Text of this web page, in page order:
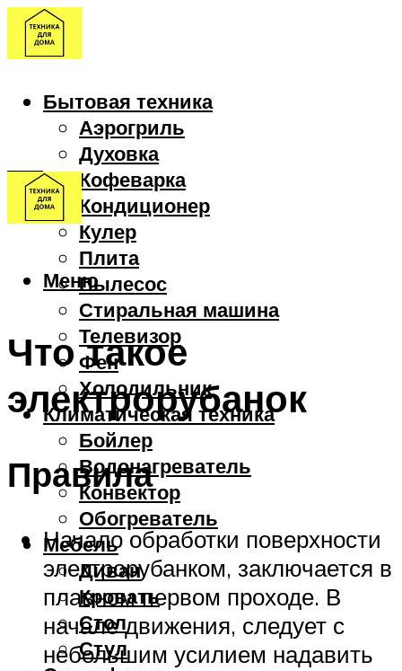
Бытовая техника
Аэрогриль
Духовка
Кофеварка
Кондиционер
Кулер
Плита
Пылесос
Стиральная машина
Телевизор
Фен
Холодильник
Климатическая техника
Бойлер
Водонагреватель
Конвектор
Обогреватель
Мебель
Диван
Кровать
Стол
Стул
Меню
Что такое
электрорубанок
Правила
Начало обработки поверхности
электрорубанком, заключается в
плавном первом проходе. В
начале движения, следует с
небольшим усилием надавить